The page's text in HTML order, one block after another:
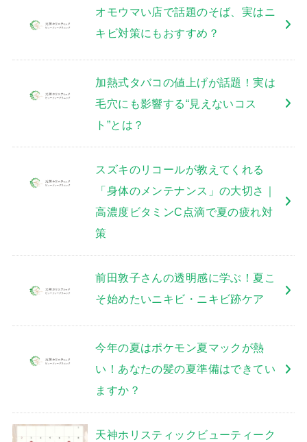
オモウマい店で話題のそば、実はニ
キビ対策にもおすすめ？
加熱式タバコの値上げが話題！実は
毛穴にも影響する“見えないコス
ト”とは？
スズキのリコールが教えてくれる
「身体のメンテナンス」の大切さ｜
高濃度ビタミンC点滴で夏の疲れ対
策
前田敦子さんの透明感に学ぶ！夏こ
そ始めたいニキビ・ニキビ跡ケア
今年の夏はポケモン夏マックが熱
い！あなたの髪の夏準備はできてい
ますか？
天神ホリスティックビューティーク